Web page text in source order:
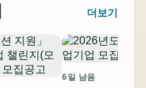
더보기
6일 남음